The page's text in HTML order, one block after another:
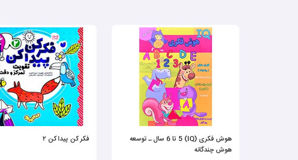
هوش فکری (IQ)‌ 5 تا 6 سال ـ توسعه
هوش چندگانه
فکر کن پیدا کن ۲